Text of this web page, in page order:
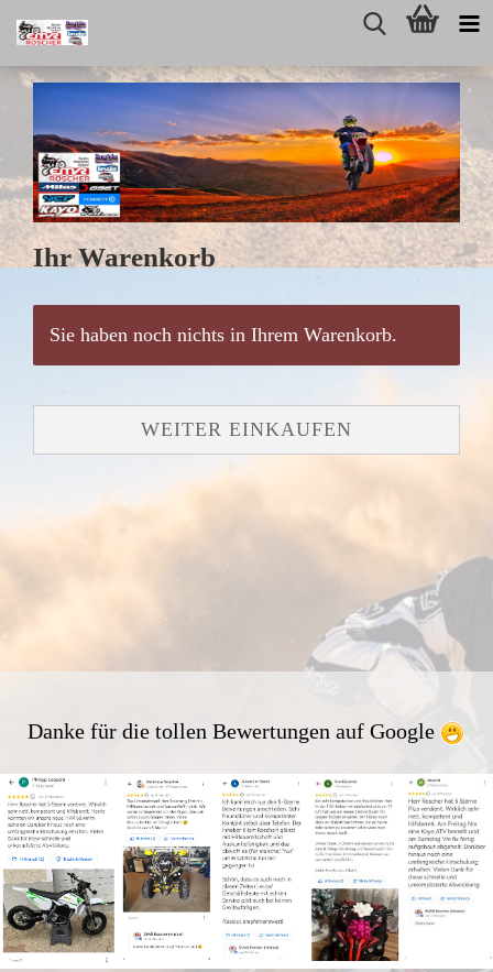
Ihr Warenkorb
Sie haben noch nichts in Ihrem Warenkorb.
WEITER EINKAUFEN
Danke für die tollen Bewertungen auf Google